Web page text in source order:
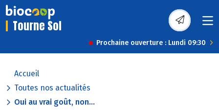
Tourne Sol
Prochaine ouverture : Lundi 09:30
Accueil
Toutes nos actualités
Oui au vrai goût, non...